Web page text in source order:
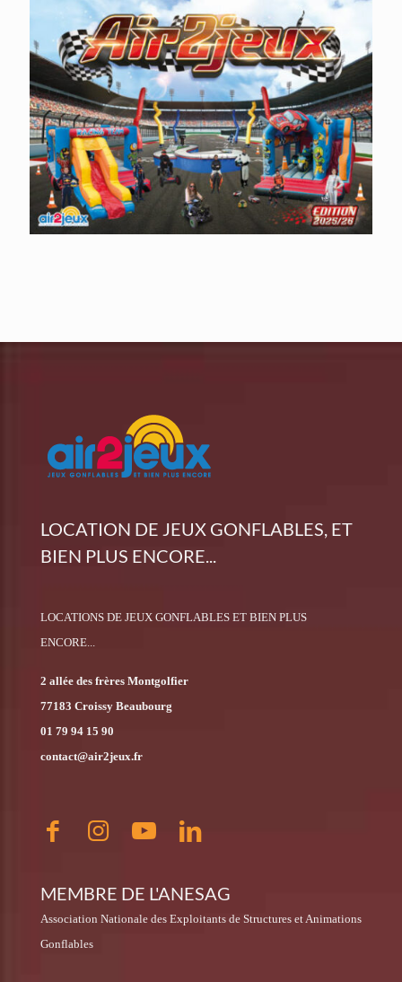
LOCATION DE JEUX GONFLABLES, ET
BIEN PLUS ENCORE...
LOCATIONS DE JEUX GONFLABLES ET BIEN PLUS
ENCORE...
2 allée des frères Montgolfier
77183 Croissy Beaubourg
01 79 94 15 90
contact@air2jeux.fr
MEMBRE DE L'ANESAG
Association Nationale des Exploitants de Structures et Animations
Gonflables